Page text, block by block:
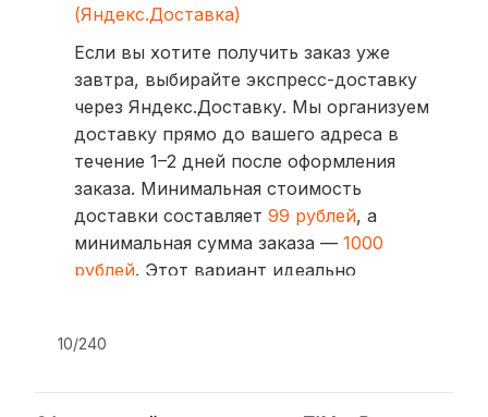
(Яндекс.Доставка)
Если вы хотите получить заказ уже
завтра, выбирайте экспресс-доставку
через Яндекс.Доставку. Мы организуем
доставку прямо до вашего адреса в
течение 1–2 дней после оформления
заказа. Минимальная стоимость
доставки составляет 99 рублей, а
минимальная сумма заказа — 1000
рублей. Этот вариант идеально
компании (СДЭК, BoxBerry, DPD)
10/240